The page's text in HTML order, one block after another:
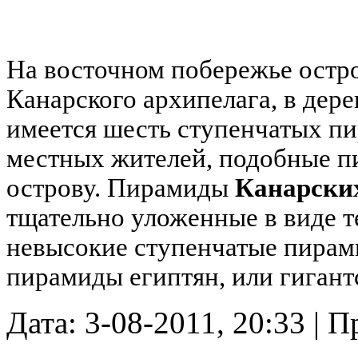
На восточном побережье
Канарского архипелага, в
имеется шесть ступенчатых
местных жителей, подобные
острову. Пирамиды
тщательно уложенные в виде
невысокие ступенчатые
пирамиды египтян, или
Дата: 3-08-2011, 20:33 |